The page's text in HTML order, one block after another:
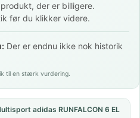
der er billigere.
før du klikker videre.
Der er endnu ikke nok historik
til en stærk vurdering.
adidas RUNFALCON 6 EL